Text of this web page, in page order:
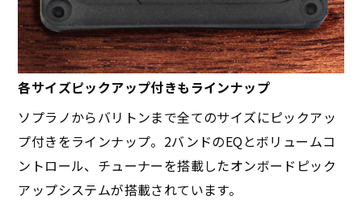
各サイズピックアップ付きもラインナップ
ソプラノからバリトンまで全てのサイズにピックアッ
プ付きをラインナップ。2バンドのEQとボリュームコ
ントロール、チューナーを搭載したオンボードピック
アップシステムが搭載されています。